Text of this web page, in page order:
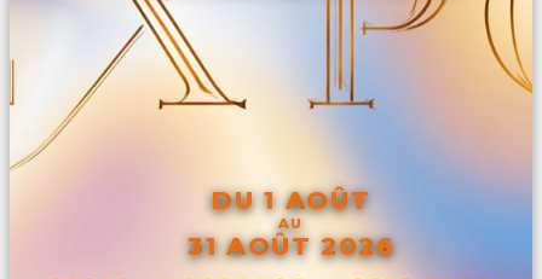
DU 1 AOÛT
AU
31 AOÛT 2026